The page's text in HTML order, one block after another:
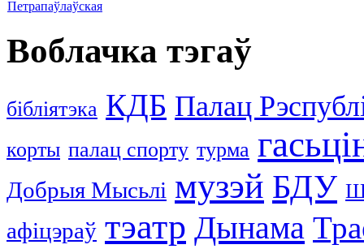
Петрапаўлаўская
Воблачка тэгаў
бібліятэка КДБ Палац
корты палац спорту турма
Добрыя Мысьлі музэй БДУ
афіцэраў тэатр Дынама